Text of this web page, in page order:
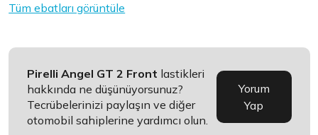
Tüm ebatları görüntüle
Pirelli Angel GT 2 Front lastikleri
hakkında ne düşünüyorsunuz?
Tecrübelerinizi paylaşın ve diğer
otomobil sahiplerine yardımcı olun.
Yorum
Yap